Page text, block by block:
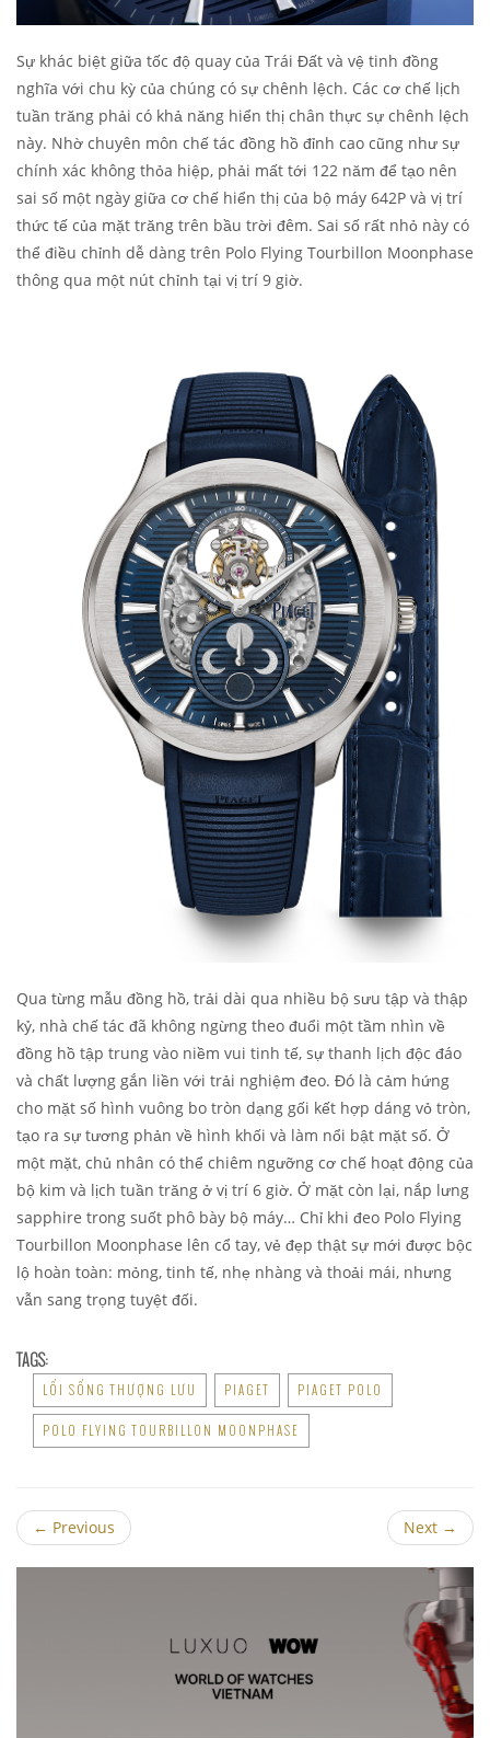
Sự khác biệt giữa tốc độ quay của Trái Đất và vệ tinh đồng
nghĩa với chu kỳ của chúng có sự chênh lệch. Các cơ chế lịch
tuần trăng phải có khả năng hiển thị chân thực sự chênh lệch
này. Nhờ chuyên môn chế tác đồng hồ đỉnh cao cũng như sự
chính xác không thỏa hiệp, phải mất tới 122 năm để tạo nên
sai số một ngày giữa cơ chế hiển thị của bộ máy 642P và vị trí
thức tế của mặt trăng trên bầu trời đêm. Sai số rất nhỏ này có
thể điều chỉnh dễ dàng trên Polo Flying Tourbillon Moonphase
thông qua một nút chỉnh tại vị trí 9 giờ.
Qua từng mẫu đồng hồ, trải dài qua nhiều bộ sưu tập và thập
kỷ, nhà chế tác đã không ngừng theo đuổi một tầm nhìn về
đồng hồ tập trung vào niềm vui tinh tế, sự thanh lịch độc đáo
và chất lượng gắn liền với trải nghiệm đeo. Đó là cảm hứng
cho mặt số hình vuông bo tròn dạng gối kết hợp dáng vỏ tròn,
tạo ra sự tương phản về hình khối và làm nổi bật mặt số. Ở
một mặt, chủ nhân có thể chiêm ngưỡng cơ chế hoạt động của
bộ kim và lịch tuần trăng ở vị trí 6 giờ. Ở mặt còn lại, nắp lưng
sapphire trong suốt phô bày bộ máy… Chỉ khi đeo Polo Flying
Tourbillon Moonphase lên cổ tay, vẻ đẹp thật sự mới được bộc
lộ hoàn toàn: mỏng, tinh tế, nhẹ nhàng và thoải mái, nhưng
vẫn sang trọng tuyệt đối.
TAGS:
LỐI SỐNG THƯỢNG LƯU PIAGET PIAGET POLO
POLO FLYING TOURBILLON MOONPHASE
← Previous Next →